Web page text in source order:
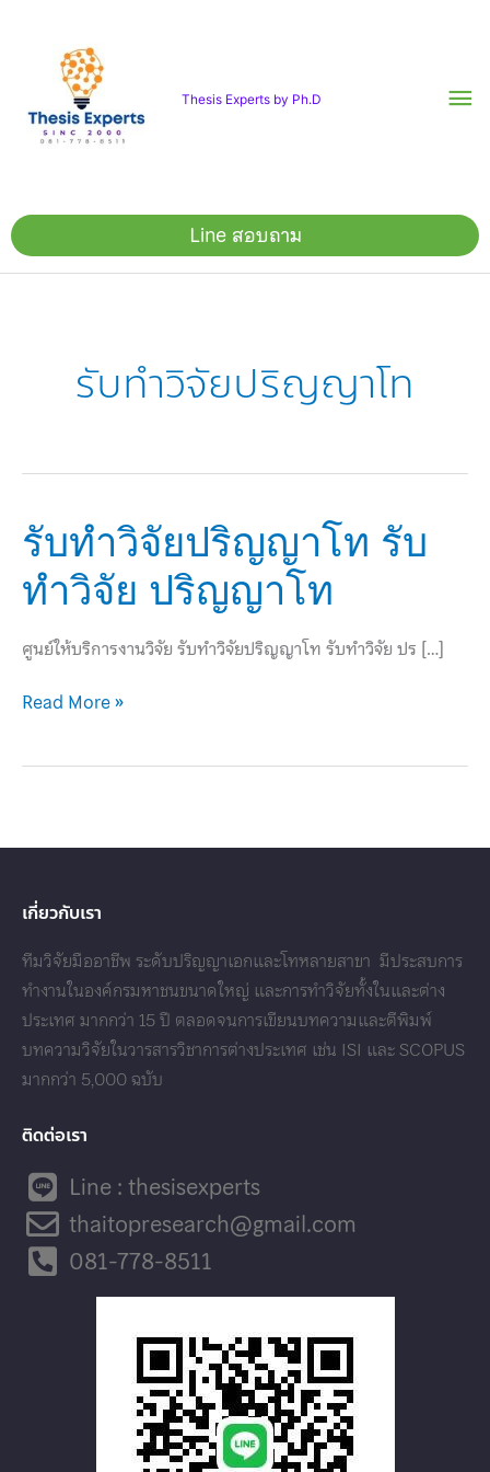
content
Thesis Experts by Ph.D
Line สอบถาม
รับทำวิจัยปริญญาโท
รับทำวิจัยปริญญาโท รับ
ทำวิจัย ปริญญาโท
ศูนย์ให้บริการงานวิจัย รับทำวิจัยปริญญาโท รับทำวิจัย ปร […]
รับ
ทำ
วิจัย
ปริญญา
โท
รับ
ทำ
Read More »
เกี่ยวกับเรา
ทีมวิจัยมืออาชีพ ระดับปริญญาเอกและโทหลายสาขา มีประสบการ
ทำงานในองค์กรมหาชนขนาดใหญ่ และการทำวิจัยทั้งในและต่าง
ประเทศ มากกว่า 15 ปี ตลอดจนการเขียนบทความและตีพิมพ์
บทความวิจัยในวารสารวิชาการต่างประเทศ เช่น ISI และ SCOPUS
มากกว่า 5,000 ฉบับ
ติดต่อเรา
Line : thesisexperts
thaitopresearch@gmail.com
081-778-8511